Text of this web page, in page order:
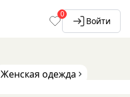
0
Войти
Женская одежда